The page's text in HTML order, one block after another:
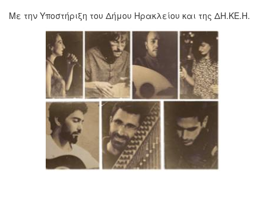
Με την Υποστήριξη του Δήμου Ηρακλείου και της ΔΗ.ΚΕ.Η.